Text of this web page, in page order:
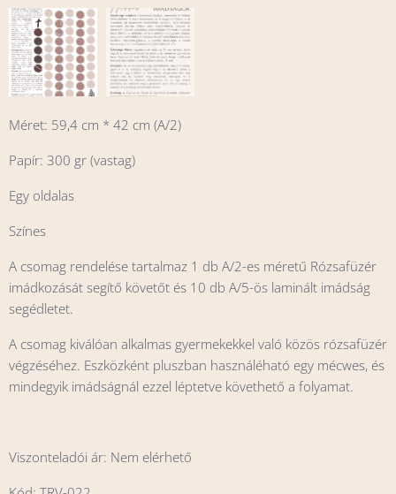
Méret: 59,4 cm * 42 cm (A/2)
Papír: 300 gr (vastag)
Egy oldalas
Színes
A csomag rendelése tartalmaz 1 db A/2-es méretű Rózsafüzér
imádkozását segítő követőt és 10 db A/5-ös laminált imádság
segédletet.
A csomag kiválóan alkalmas gyermekekkel való közös rózsafüzér
végzéséhez. Eszközként pluszban használéható egy mécwes, és
mindegyik imádságnál ezzel léptetve követhető a folyamat.
Viszonteladói ár: Nem elérhető